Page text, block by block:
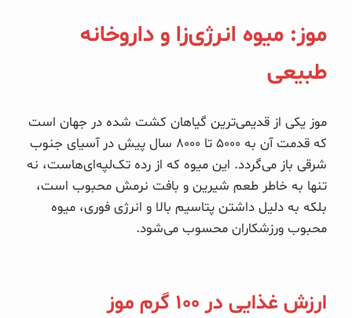
ترشی و شور
چاشنی‌ها و سرکه‌‌ها
زیتون و روغن زیتون
رایس کیک
غلات و دانه‌های سالم
صبحانه و میان وعده
موز: میوه انرژی‌زا و داروخانه
طبیعی
موز یکی از قدیمی‌ترین گیاهان کشت شده در جهان است
که قدمت آن به ۵۰۰۰ تا ۸۰۰۰ سال پیش در آسیای جنوب
شرقی باز می‌گردد. این میوه که از رده تک‌لپه‌ای‌هاست، نه
تنها به خاطر طعم شیرین و بافت نرمش محبوب است،
بلکه به دلیل داشتن پتاسیم بالا و انرژی فوری، میوه
محبوب ورزشکاران محسوب می‌شود.
ارزش غذایی در ۱۰۰ گرم موز